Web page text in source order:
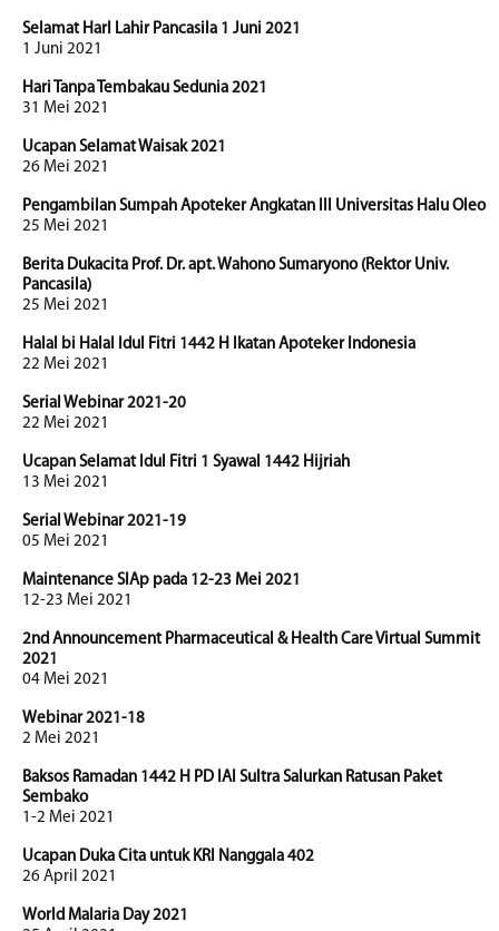
Selamat HarI Lahir Pancasila 1 Juni 2021
1 Juni 2021
Hari Tanpa Tembakau Sedunia 2021
31 Mei 2021
Ucapan Selamat Waisak 2021
26 Mei 2021
Pengambilan Sumpah Apoteker Angkatan III Universitas Halu Oleo
25 Mei 2021
Berita Dukacita Prof. Dr. apt. Wahono Sumaryono (Rektor Univ.
Pancasila)
25 Mei 2021
Halal bi Halal Idul Fitri 1442 H Ikatan Apoteker Indonesia
22 Mei 2021
Serial Webinar 2021-20
22 Mei 2021
Ucapan Selamat Idul Fitri 1 Syawal 1442 Hijriah
13 Mei 2021
Serial Webinar 2021-19
05 Mei 2021
Maintenance SIAp pada 12-23 Mei 2021
12-23 Mei 2021
2nd Announcement Pharmaceutical & Health Care Virtual Summit
2021
04 Mei 2021
Webinar 2021-18
2 Mei 2021
Baksos Ramadan 1442 H PD IAI Sultra Salurkan Ratusan Paket
Sembako
1-2 Mei 2021
Ucapan Duka Cita untuk KRI Nanggala 402
26 April 2021
World Malaria Day 2021